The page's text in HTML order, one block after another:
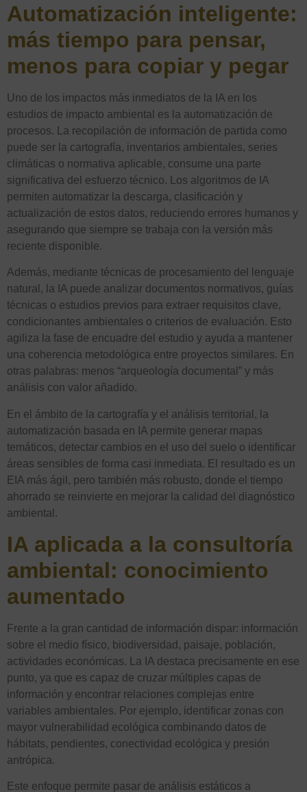
Automatización inteligente:
más tiempo para pensar,
menos para copiar y pegar
Uno de los impactos más inmediatos de la IA en los
estudios de impacto ambiental es la automatización de
procesos. La recopilación de información de partida como
puede ser la cartografía, inventarios ambientales, series
climáticas o normativa aplicable, consume una parte
significativa del esfuerzo técnico. Los algoritmos de IA
permiten automatizar la descarga, clasificación y
actualización de estos datos, reduciendo errores humanos y
asegurando que siempre se trabaja con la versión más
reciente disponible.
Además, mediante técnicas de procesamiento del lenguaje
natural, la IA puede analizar documentos normativos, guías
técnicas o estudios previos para extraer requisitos clave,
condicionantes ambientales o criterios de evaluación. Esto
agiliza la fase de encuadre del estudio y ayuda a mantener
una coherencia metodológica entre proyectos similares. En
otras palabras: menos “arqueología documental” y más
análisis con valor añadido.
En el ámbito de la cartografía y el análisis territorial, la
automatización basada en IA permite generar mapas
temáticos, detectar cambios en el uso del suelo o identificar
áreas sensibles de forma casi inmediata. El resultado es un
EIA más ágil, pero también más robusto, donde el tiempo
ahorrado se reinvierte en mejorar la calidad del diagnóstico
ambiental.
IA aplicada a la consultoría
ambiental: conocimiento
aumentado
Frente a la gran cantidad de información dispar: información
sobre el medio físico, biodiversidad, paisaje, población,
actividades económicas. La IA destaca precisamente en ese
punto, ya que es capaz de cruzar múltiples capas de
información y encontrar relaciones complejas entre
variables ambientales. Por ejemplo, identificar zonas con
mayor vulnerabilidad ecológica combinando datos de
hábitats, pendientes, conectividad ecológica y presión
antrópica.
Este enfoque permite pasar de análisis estáticos a